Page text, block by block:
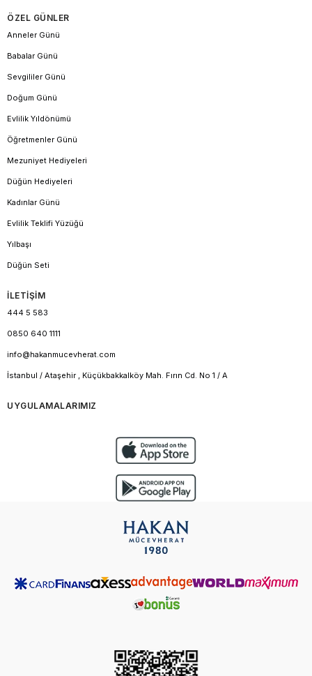
ÖZEL GÜNLER
Anneler Günü
Babalar Günü
Sevgililer Günü
Doğum Günü
Evlilik Yıldönümü
Öğretmenler Günü
Mezuniyet Hediyeleri
Düğün Hediyeleri
Kadınlar Günü
Evlilik Teklifi Yüzüğü
Yılbaşı
Düğün Seti
İLETİŞİM
444 5 583
0850 640 1111
info@hakanmucevherat.com
İstanbul / Ataşehir , Küçükbakkalköy Mah. Fırın Cd. No 1 / A
UYGULAMALARIMIZ